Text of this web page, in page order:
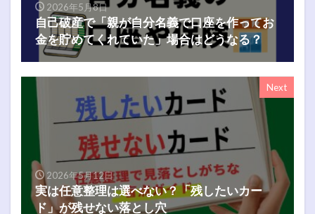
2026年5月8日
自己破産で「親が自分名義で口座を作ってお
金を貯めてくれていた」場合はどうなる？
Next
2026年5月12日
実は任意整理は選べない？「残したいカー
ド」が残せない落とし穴